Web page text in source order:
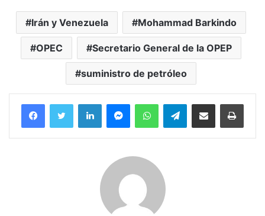
Irán y Venezuela Mohammad Barkindo
OPEC Secretario General de la OPEP
suministro de petróleo
FacebookTwitter LinkedInMessengerWhatsAppTelegramCompartir por correo electrónico